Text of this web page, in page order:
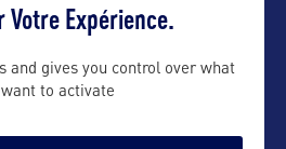
Votre Expérience.
and gives you control over what
to activate